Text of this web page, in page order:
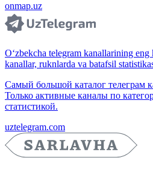
onmap.uz
O‘zbekcha telegram kanallarining
kanallar, ruknlarda va batafsil
Самый большой каталог телеграм
Только активные каналы по
статистикой.
uztelegram.com